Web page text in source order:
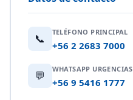
📞 TELÉFONO PRINCIPAL
+56 2 2683 7000
💬 WHATSAPP URGENCIAS
+56 9 5416 1777